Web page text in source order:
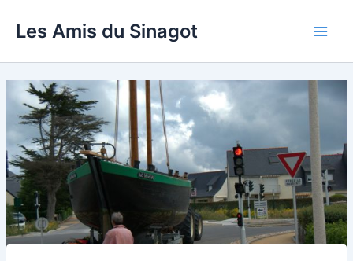
Les Amis du Sinagot